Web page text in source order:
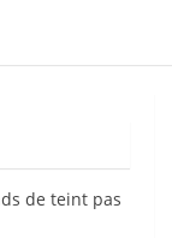
de teint pas